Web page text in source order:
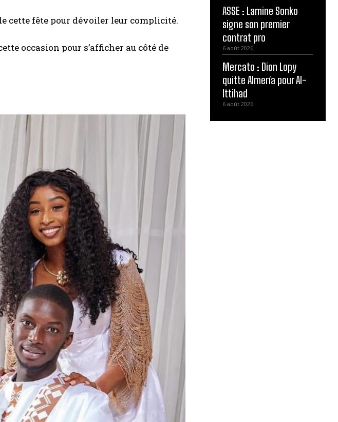
cette fête pour dévoiler leur complicité.
occasion pour s’afficher au côté de
ASSE : Lamine Sonko
signe son premier
contrat pro
6 août 2026
Mercato : Dion Lopy
quitte Almería pour Al-
Ittihad
6 août 2026